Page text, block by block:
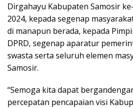
Dirgahayu Kabupaten Samosir
2024, kepada segenap
di manapun berada, kepada
DPRD, segenap aparatur
swasta serta seluruh elemen
Samosir.
“Semoga kita dapat
percepatan pencapaian visi